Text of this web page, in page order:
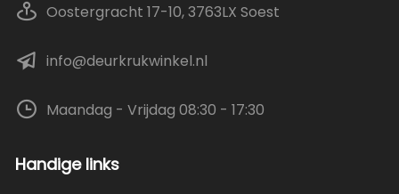
Oostergracht 17-10, 3763LX Soest
info@deurkrukwinkel.nl
Maandag - Vrijdag 08:30 - 17:30
Handige links